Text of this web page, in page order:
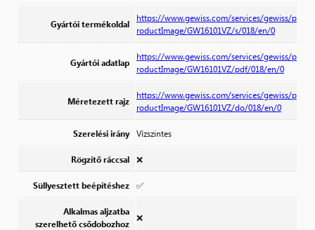
Gyártói termékoldal
https://www.gewiss.com/services/gewiss/p
roductImage/GW16101VZ/s/018/en/0
Gyártói adatlap
https://www.gewiss.com/services/gewiss/p
roductImage/GW16101VZ/pdf/018/en/0
Méretezett rajz
https://www.gewiss.com/services/gewiss/p
roductImage/GW16101VZ/do/018/en/0
Szerelési irány Vízszintes
Rögzítő ráccsal ❌
Süllyesztett beépítéshez ✅
Alkalmas aljzatba
szerelhető csődobozhoz
❌